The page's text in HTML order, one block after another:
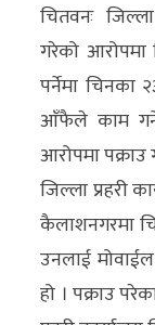
विज्ञान
प्रविधि
अन्तरर्वार्ता
विचार/
ब्लग
खेलकुद
रोचक
चितवनः
गरेको आरोपमा
पर्नेमा चिनका
आँफैले काम गर्ने
आरोपमा पक्राउ
जिल्ला प्रहरी
कैलाशनगरमा
उनलाई
हो । पक्राउ